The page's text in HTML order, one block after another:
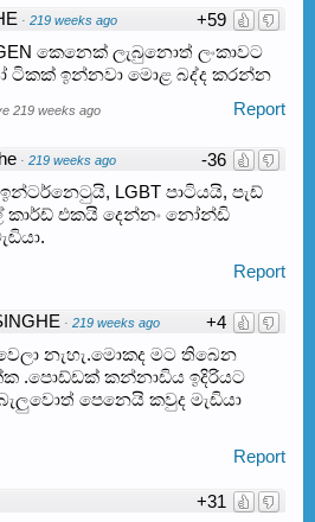
+59
· 219 weeks ago
කෙනෙක් ලැබුනොත් ලංකාවට
ටිකක් ඉන්නවා මොළ බද්ද කරන්න
Report
219 weeks ago
-36
· 219 weeks ago
LGBT පාටියයි, පැඩ්
කාර්ඩ් එකයි දෙන්නං නෝන්ඩි
Report
+4
· 219 weeks ago
නැහැ.මොකද මට තිබෙන
.පොඩ්ඩක් කන්නාඩිය ඉදිරියට
පෙනෙයි කවුද මැඩියා
Report
+31